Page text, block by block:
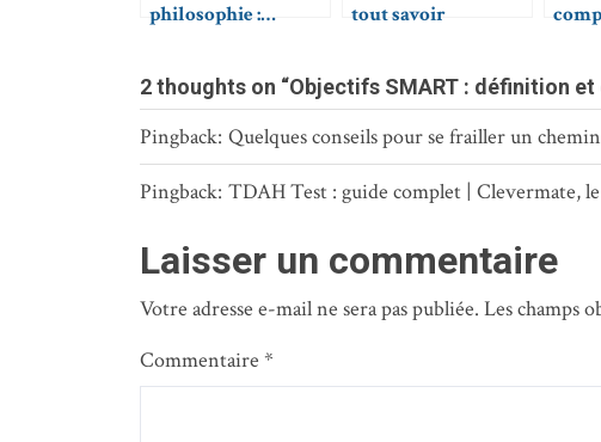
philosophie :
tout savoir
2 thoughts on “Objectifs SMART : définition et
Pingback: Quelques conseils pour se frailler un
Pingback: TDAH Test : guide complet | Clevermate,
Laisser un commentaire
Votre adresse e-mail ne sera pas publiée. Les champs
Commentaire *